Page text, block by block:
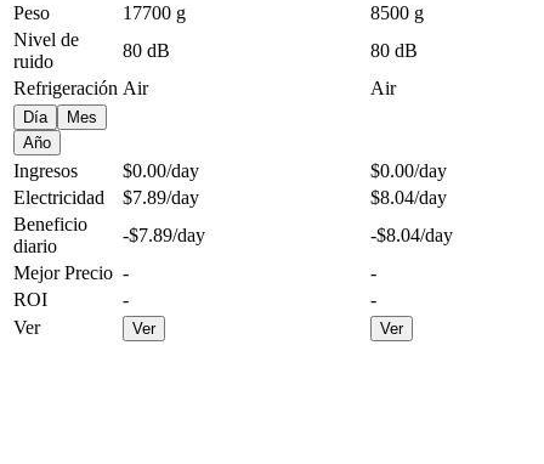
Peso
17700 g
8500 g
Nivel de
ruido
80 dB
80 dB
Refrigeración Air Air
Día
Mes
Año
Ingresos $0.00/day $0.00/day
Electricidad
$7.89/day $8.04/day
Beneficio
diario
-$7.89/day -$8.04/day
Mejor Precio -
-
ROI
-
-
Ver
Ver Ver